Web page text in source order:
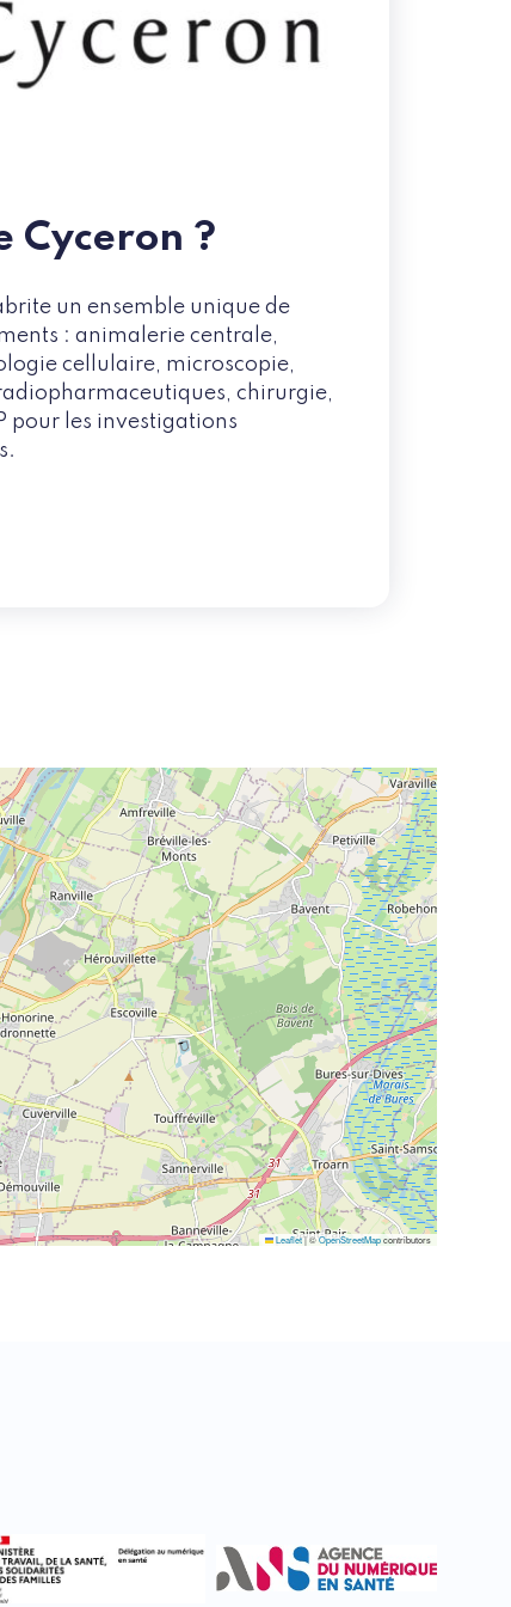
Cyceron ?
un ensemble unique de
: animalerie centrale,
cellulaire, microscopie,
chirurgie,
pour les investigations
Leaflet|©OpenStreetMapcontributors